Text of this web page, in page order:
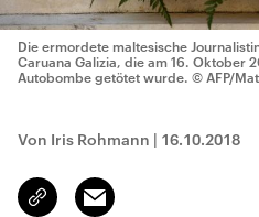
Die ermordete maltesische
Caruana Galizia, die am 16. Oktober
Autobombe getötet wurde. © AFP/
Von Iris Rohmann | 16.10.2018
Link
kopieren/teilen
Email